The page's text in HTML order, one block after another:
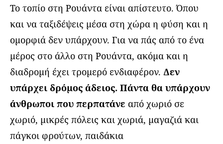
Το τοπίο στη Ρουάντα είναι απίστευτο. Όπου
και να ταξιδέψεις μέσα στη χώρα η φύση και η
ομορφιά δεν υπάρχουν. Για να πάς από το ένα
μέρος στο άλλο στη Ρουάντα, ακόμα και η
διαδρομή έχει τρομερό ενδιαφέρον. Δεν
υπάρχει δρόμος άδειος. Πάντα θα υπάρχουν
άνθρωποι που περπατάνε από χωριό σε
χωριό, μικρές πόλεις και χωριά, μαγαζιά και
πάγκοι φρούτων, παιδάκια